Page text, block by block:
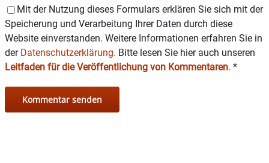
Versandprofi Gartner und Tourist-Info in
Wasserburg, bei KroissTicketZentrum in
Rosenheim, Foto Flamm in Haag sowie an allen
Vorverkaufsstellen von Inn-Salzach-Ticket.
Foto: Christian Flamm
Mit der Nutzung dieses Formulars erklären Sie sich mit der
Speicherung und Verarbeitung Ihrer Daten durch diese
Website einverstanden. Weitere Informationen erfahren Sie in
der Datenschutzerklärung. Bitte lesen Sie hier auch unseren
Leitfaden für die Veröffentlichung von Kommentaren. *